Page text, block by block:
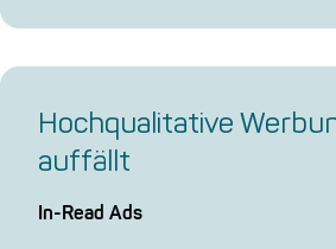
Hochqualitative
auffällt
In-Read Ads